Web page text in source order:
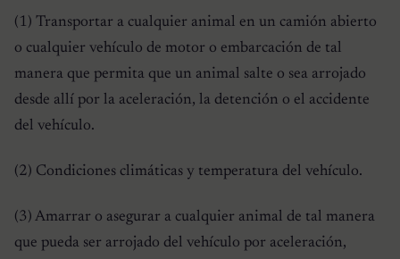
(1) Transportar a cualquier animal en un camión abierto
o cualquier vehículo de motor o embarcación de tal
manera que permita que un animal salte o sea arrojado
desde allí por la aceleración, la detención o el accidente
del vehículo.
(2) Condiciones climáticas y temperatura del vehículo.
(3) Amarrar o asegurar a cualquier animal de tal manera
que pueda ser arrojado del vehículo por aceleración,